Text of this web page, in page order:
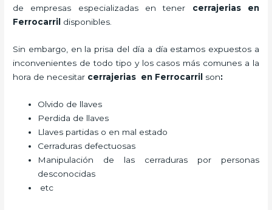
de empresas especializadas en tener cerrajerias en
Ferrocarril disponibles.
Sin embargo, en la prisa del día a día estamos expuestos a
inconvenientes de todo tipo y los casos más comunes a la
hora de necesitar cerrajerias en Ferrocarril son:
Olvido de llaves
Perdida de llaves
Llaves partidas o en mal estado
Cerraduras defectuosas
Manipulación de las cerraduras por personas
desconocidas
etc